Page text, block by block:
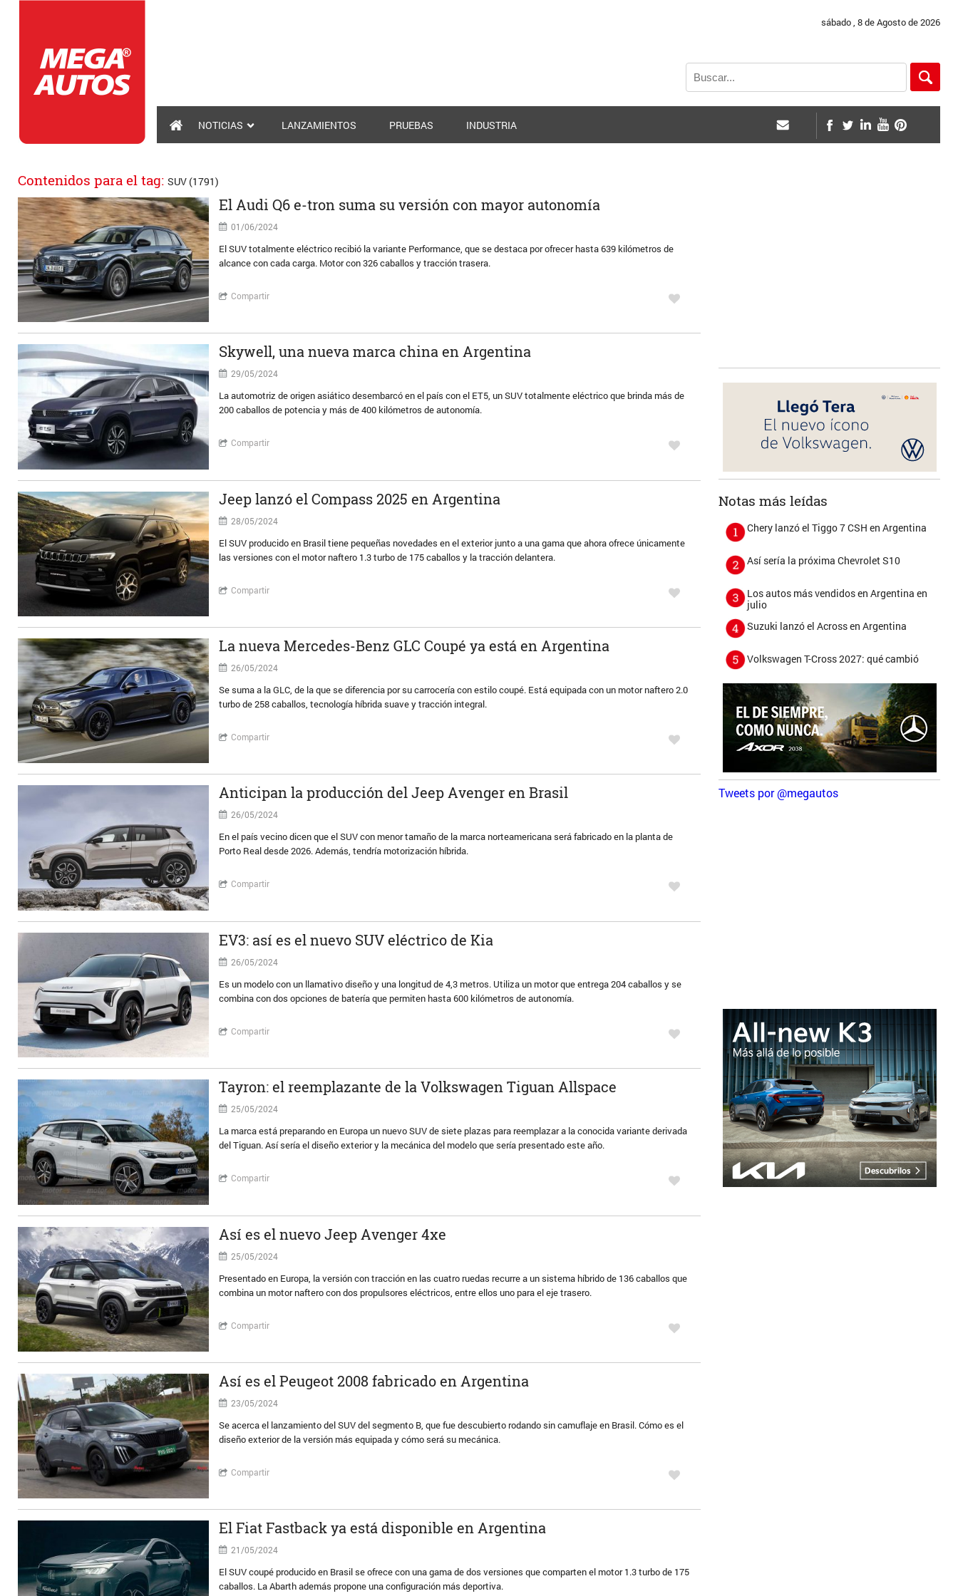
sábado , 8 de Agosto de 2026
NOTICIAS LANZAMIENTOS PRUEBAS INDUSTRIA
Contenidos para el tag: SUV (1791)
El Audi Q6 e-tron suma su versión con mayor autonomía
01/06/2024
El SUV totalmente eléctrico recibió la variante Performance, que se destaca por ofrecer hasta 639 kilómetros de
alcance con cada carga. Motor con 326 caballos y tracción trasera.
Compartir
Skywell, una nueva marca china en Argentina
29/05/2024
La automotriz de origen asiático desembarcó en el país con el ET5, un SUV totalmente eléctrico que brinda más de
200 caballos de potencia y más de 400 kilómetros de autonomía.
Compartir
Jeep lanzó el Compass 2025 en Argentina
28/05/2024
El SUV producido en Brasil tiene pequeñas novedades en el exterior junto a una gama que ahora ofrece únicamente
las versiones con el motor naftero 1.3 turbo de 175 caballos y la tracción delantera.
Compartir
La nueva Mercedes-Benz GLC Coupé ya está en Argentina
26/05/2024
Se suma a la GLC, de la que se diferencia por su carrocería con estilo coupé. Está equipada con un motor naftero 2.0
turbo de 258 caballos, tecnología híbrida suave y tracción integral.
Compartir
Anticipan la producción del Jeep Avenger en Brasil
26/05/2024
En el país vecino dicen que el SUV con menor tamaño de la marca norteamericana será fabricado en la planta de
Porto Real desde 2026. Además, tendría motorización híbrida.
Compartir
EV3: así es el nuevo SUV eléctrico de Kia
26/05/2024
Es un modelo con un llamativo diseño y una longitud de 4,3 metros. Utiliza un motor que entrega 204 caballos y se
combina con dos opciones de batería que permiten hasta 600 kilómetros de autonomía.
Compartir
Tayron: el reemplazante de la Volkswagen Tiguan Allspace
25/05/2024
La marca está preparando en Europa un nuevo SUV de siete plazas para reemplazar a la conocida variante derivada
del Tiguan. Así sería el diseño exterior y la mecánica del modelo que sería presentado este año.
Compartir
Así es el nuevo Jeep Avenger 4xe
25/05/2024
Presentado en Europa, la versión con tracción en las cuatro ruedas recurre a un sistema híbrido de 136 caballos que
combina un motor naftero con dos propulsores eléctricos, entre ellos uno para el eje trasero.
Compartir
Así es el Peugeot 2008 fabricado en Argentina
23/05/2024
Se acerca el lanzamiento del SUV del segmento B, que fue descubierto rodando sin camuflaje en Brasil. Cómo es el
diseño exterior de la versión más equipada y cómo será su mecánica.
Compartir
El Fiat Fastback ya está disponible en Argentina
21/05/2024
El SUV coupé producido en Brasil se ofrece con una gama de dos versiones que comparten el motor 1.3 turbo de 175
caballos. La Abarth además propone una configuración más deportiva.
Notas más leídas
Chery lanzó el Tiggo 7 CSH en Argentina
Así sería la próxima Chevrolet S10
Los autos más vendidos en Argentina en
julio
Suzuki lanzó el Across en Argentina
Volkswagen T-Cross 2027: qué cambió
Tweets por @megautos